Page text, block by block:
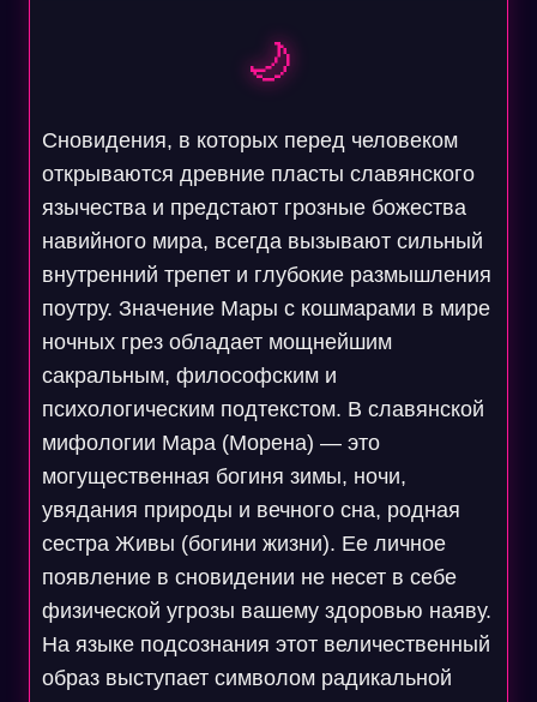
🌙
Сновидения, в которых перед человеком
открываются древние пласты славянского
язычества и предстают грозные божества
навийного мира, всегда вызывают сильный
внутренний трепет и глубокие размышления
поутру. Значение Мары с кошмарами в мире
ночных грез обладает мощнейшим
сакральным, философским и
психологическим подтекстом. В славянской
мифологии Мара (Морена) — это
могущественная богиня зимы, ночи,
увядания природы и вечного сна, родная
сестра Живы (богини жизни). Ее личное
появление в сновидении не несет в себе
физической угрозы вашему здоровью наяву.
На языке подсознания этот величественный
образ выступает символом радикальной